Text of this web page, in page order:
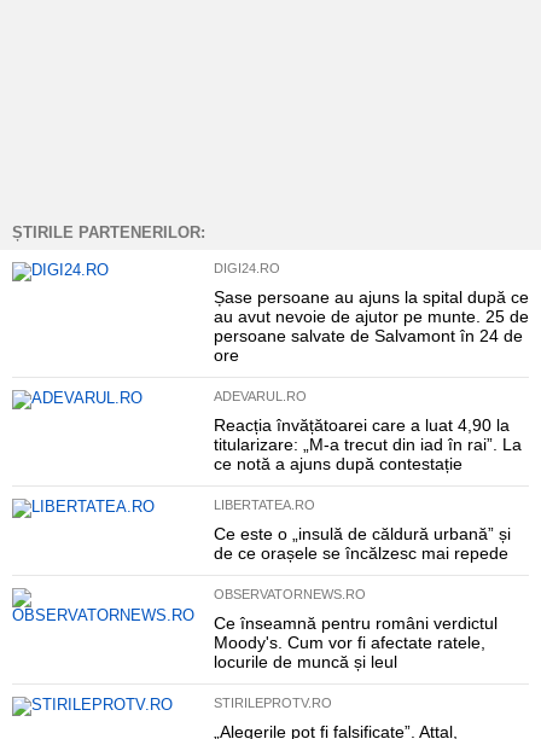
ȘTIRILE PARTENERILOR:
DIGI24.RO
Șase persoane au ajuns la spital după ce
au avut nevoie de ajutor pe munte. 25 de
persoane salvate de Salvamont în 24 de
ore
ADEVARUL.RO
Reacția învățătoarei care a luat 4,90 la
titularizare: „M-a trecut din iad în rai”. La
ce notă a ajuns după contestație
LIBERTATEA.RO
Ce este o „insulă de căldură urbană” și
de ce orașele se încălzesc mai repede
OBSERVATORNEWS.RO
Ce înseamnă pentru români verdictul
Moody's. Cum vor fi afectate ratele,
locurile de muncă și leul
STIRILEPROTV.RO
„Alegerile pot fi falsificate”. Attal,